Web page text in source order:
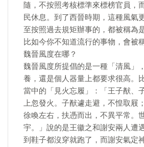
隨，不按照考核標準來標榜官員，
民休息。到了西晉時期，這種風氣
至按照過去規矩辦事的，都被稱為
比如今你不知道流行的事物，會被
魏晉風度在哪？
魏晉風度所提倡的是一種「清風」
養，還是個人器量上都要求很高。
當中的「見火忘履」：「王子猷、
上忽發火。子猷遽走避，不惶取屐
徐喚左右，扶憑而出，不異平常。
宇。」說的是王徽之和謝安兩人遭
到鞋子都沒穿就跑了，而謝安氣定